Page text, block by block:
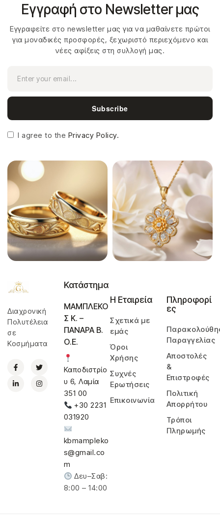
Εγγραφή στο Newsletter μας
Εγγραφείτε στο newsletter μας για να μαθαίνετε πρώτοι
για μοναδικές προσφορές, ξεχωριστό περιεχόμενο και
νέες αφίξεις στη συλλογή μας.
Subscribe
I agree to the Privacy Policy.
Διαχρονική
Πολυτέλεια
σε
Κοσμήματα
Η Εταιρεία
Σχετικά με
εμάς
Όροι
Χρήσης
Συχνές
Ερωτήσεις
Επικοινωνία
Πληροφορί
ες
Παραγγελίας
Αποστολές
&
Επιστροφές
Πολιτική
Απορρήτου
Τρόποι
Πληρωμής
Κατάστημα
ΜΑΜΠΛΕΚΟ
Σ Κ. –
ΠΑΝΑΡΑ Β.
Ο.Ε.
Καποδιστρίο
υ 6, Λαμία
351 00
+30 2231
031920
kbmampleko
s@gmail.co
m
Δευ–Σαβ:
8:00 – 14:00